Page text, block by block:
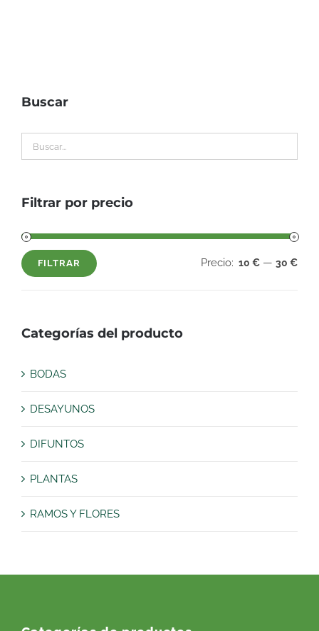
Buscar
Filtrar por precio
Precio
Precio
FILTRAR Precio: 10 € — 30 €
Categorías del producto
BODAS
DESAYUNOS
DIFUNTOS
PLANTAS
RAMOS Y FLORES